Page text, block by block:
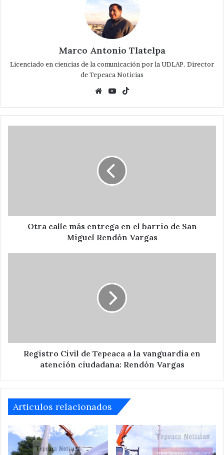
Marco Antonio Tlatelpa
Licenciado en ciencias de la comunicación por la UDLAP. Director
de Tepeaca Noticias
WebsiteYouTube
San
MiguelOtra calle más entrega en el barrio de San
Miguel Rendón Vargas
atención
ciudadana:
Registro Civil de Tepeaca a la vanguardia en
atención ciudadana: Rendón Vargas
Articulos relacionados